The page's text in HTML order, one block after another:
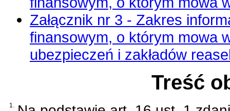
Załącznik nr 3 - Zakres
finansowym, o którym mowa
ubezpieczeń i zakładów
Treść
1.